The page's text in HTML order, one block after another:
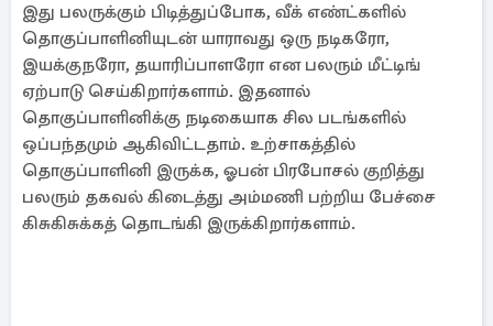
இது பலருக்கும் பிடித்துப்போக, வீக் எண்ட்களில்
தொகுப்பாளினியுடன் யாராவது ஒரு நடிகரோ,
இயக்குநரோ, தயாரிப்பாளரோ என பலரும் மீட்டிங்
ஏற்பாடு செய்கிறார்களாம். இதனால்
தொகுப்பாளினிக்கு நடிகையாக சில படங்களில்
ஒப்பந்தமும் ஆகிவிட்டதாம். உற்சாகத்தில்
தொகுப்பாளினி இருக்க, ஓபன் பிரபோசல் குறித்து
பலரும் தகவல் கிடைத்து அம்மணி பற்றிய பேச்சை
கிசுகிசுக்கத் தொடங்கி இருக்கிறார்களாம்.